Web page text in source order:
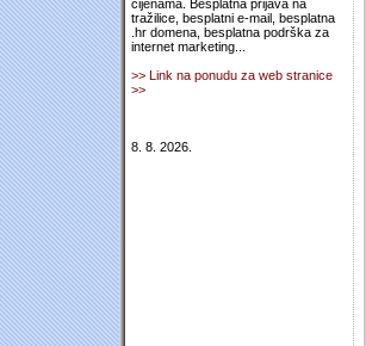
cijenama. Besplatna prijava na
tražilice, besplatni e-mail, besplatna
.hr domena, besplatna podrška za
internet marketing...
>> Link na ponudu za web stranice
>>
8. 8. 2026.